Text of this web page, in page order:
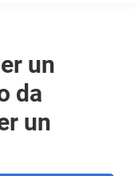
un
da
un